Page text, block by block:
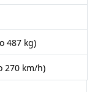
487 kg)
270 km/h)